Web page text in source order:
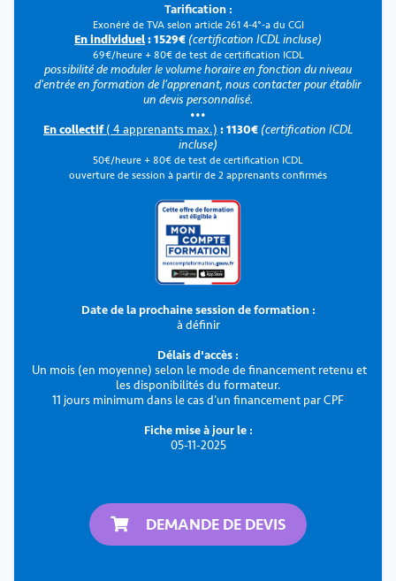
Tarification :
Exonéré de TVA selon article 261 4-4°-a du CGI
En individuel: 1529€ (certification ICDL incluse)
69€/heure + 80€ de test de certification ICDL
possibilité de moduler le volume horaire en fonction du niveau
d'entrée en formation de l'apprenant, nous contacter pour établir
un devis personnalisé.
•••
En collectif( 4 apprenants max.) : 1130€ (certification ICDL
incluse)
50€/heure + 80€ de test de certification ICDL
ouverture de session à partir de 2 apprenants confirmés
Date de la prochaine session de formation :
à définir
Délais d'accès :
Un mois (en moyenne) selon le mode de financement retenu et
les disponibilités du formateur.
11 jours minimum dans le cas d'un financement par CPF
Fiche mise à jour le :
05-11-2025
DEMANDE DE DEVIS